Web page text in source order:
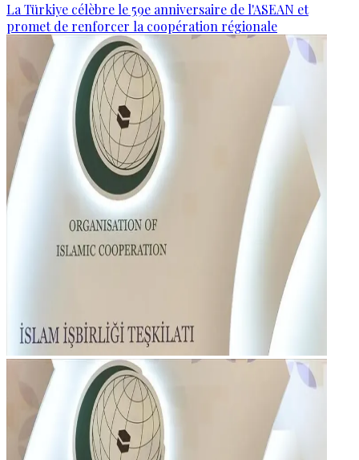
La Türkiye célèbre le 59e anniversaire de l'ASEAN et
promet de renforcer la coopération régionale